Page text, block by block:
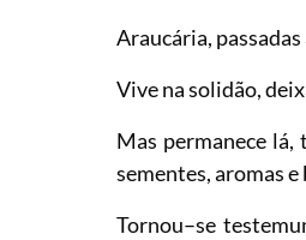
Araucária,
Vive na solidão,
Mas permanece lá,
sementes, aromas
Tornou–se